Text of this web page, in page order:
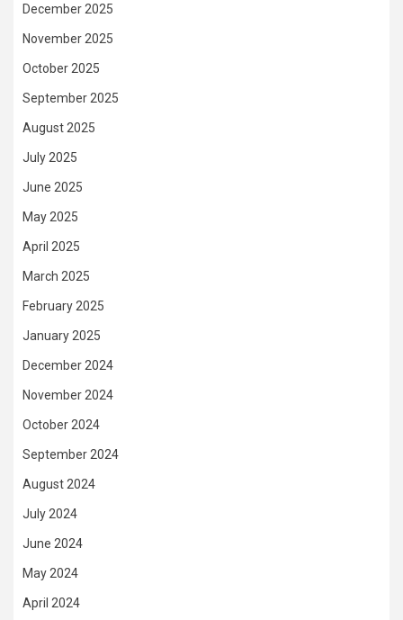
December 2025
November 2025
October 2025
September 2025
August 2025
July 2025
June 2025
May 2025
April 2025
March 2025
February 2025
January 2025
December 2024
November 2024
October 2024
September 2024
August 2024
July 2024
June 2024
May 2024
April 2024